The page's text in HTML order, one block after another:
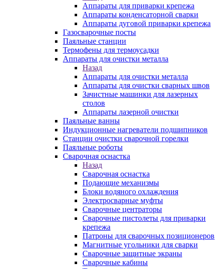
Аппараты для приварки крепежа
Аппараты конденсаторной сварки
Аппараты дуговой приварки крепежа
Газосварочные посты
Паяльные станции
Термофены для термоусадки
Аппараты для очистки металла
Назад
Аппараты для очистки металла
Аппараты для очистки сварных швов
Зачистные машинки для лазерных
столов
Аппараты лазерной очистки
Паяльные ванны
Индукционные нагреватели подшипников
Станции очистки сварочной горелки
Паяльные роботы
Сварочная оснастка
Назад
Сварочная оснастка
Подающие механизмы
Блоки водяного охлаждения
Электросварные муфты
Сварочные центраторы
Сварочные пистолеты для приварки
крепежа
Патроны для сварочных позиционеров
Магнитные угольники для сварки
Сварочные защитные экраны
Сварочные кабины